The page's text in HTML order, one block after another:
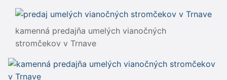
kamenná predajňa umelých vianočných
stromčekov v Trnave